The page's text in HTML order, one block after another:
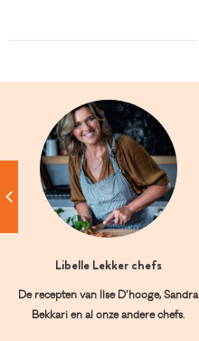
Libelle Lekker chefs
De recepten van Ilse D’hooge, Sandra
Bekkari en al onze andere chefs.